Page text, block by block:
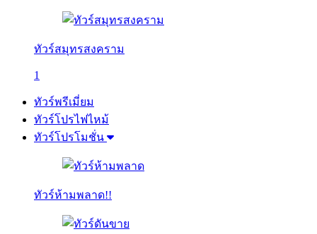
ทัวร์สมุทรสงคราม
1
ทัวร์พรีเมี่ยม
ทัวร์โปรไฟไหม้
ทัวร์โปรโมชั่น
ทัวร์ห้ามพลาด!!